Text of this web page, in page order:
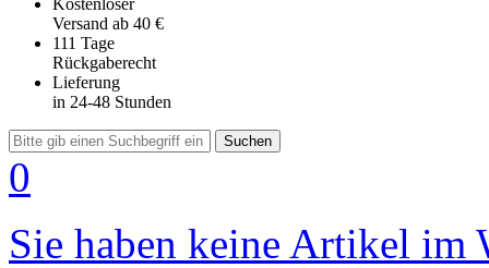
Kostenloser
Versand ab 40 €
111 Tage
Rückgaberecht
Lieferung
in 24-48 Stunden
Suchen
0
Sie haben keine Artikel im